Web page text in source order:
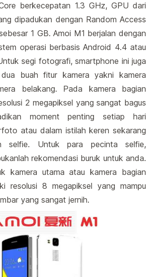
berkecepatan 1.3 GHz, GPU dari
dipadukan dengan Random Access
1 GB. Amoi M1 berjalan dengan
operasi berbasis Android 4.4 atau
segi fotografi, smartphone ini juga
buah fitur kamera yakni kamera
belakang. Pada kamera bagian
2 megapiksel yang sangat bagus
moment penting setiap hari
atau dalam istilah keren sekarang
selfie. Untuk para pecinta selfie,
rekomendasi buruk untuk anda.
kamera utama atau kamera bagian
resolusi 8 megapiksel yang mampu
yang sangat jernih.